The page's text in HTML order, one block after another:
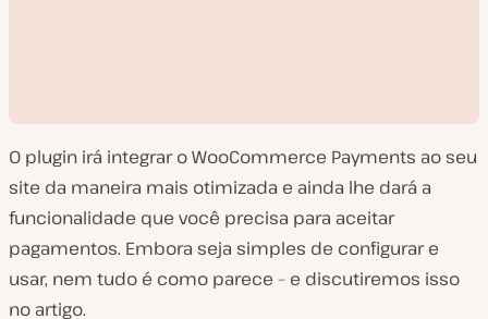
e
O plugin irá integrar o WooCommerce Payments ao seu
site da maneira mais otimizada e ainda lhe dará a
funcionalidade que você precisa para aceitar
pagamentos. Embora seja simples de configurar e
usar, nem tudo é como parece – e discutiremos isso
no artigo.